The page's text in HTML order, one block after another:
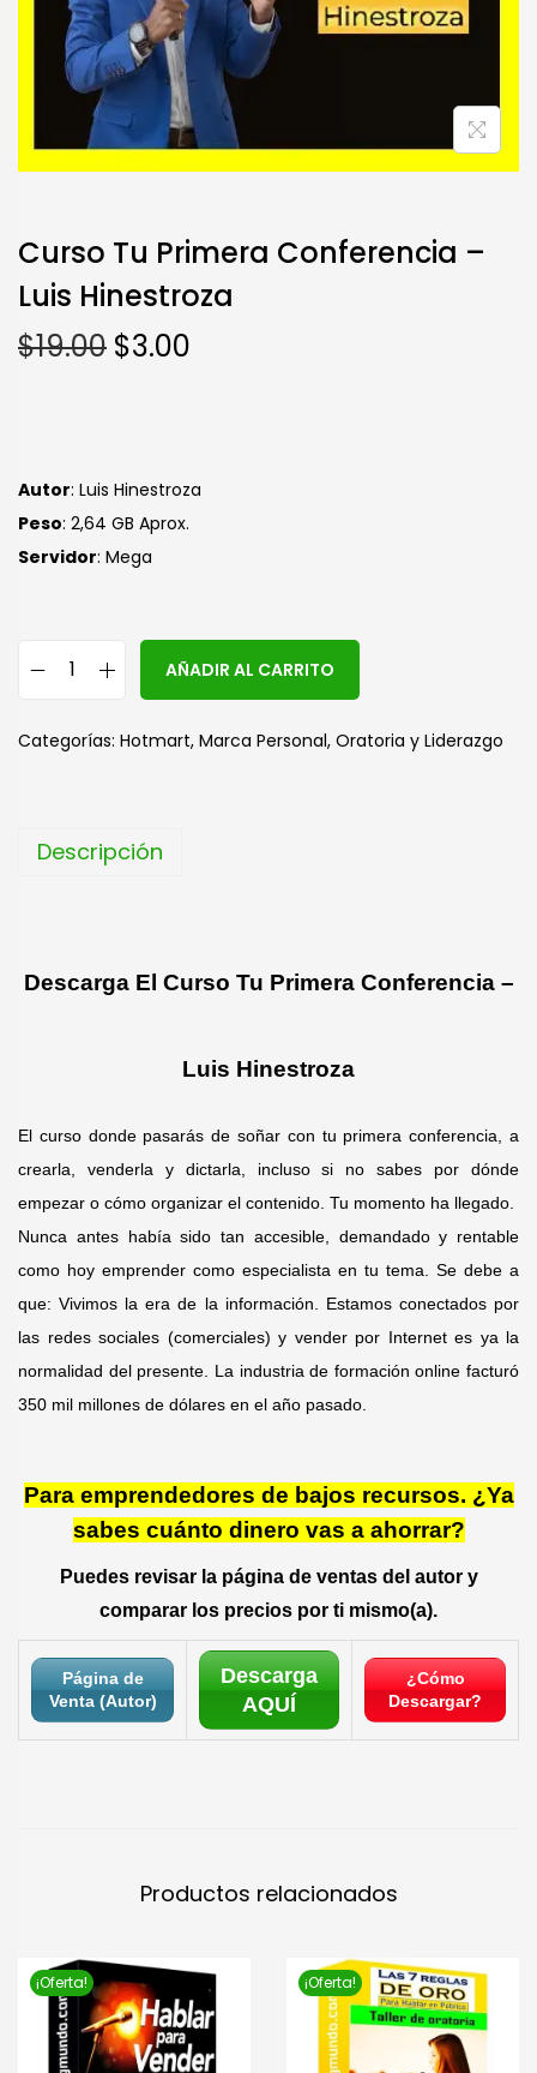
Curso Tu Primera Conferencia –
Luis Hinestroza
$19.00 $3.00
Autor: Luis Hinestroza
Peso: 2,64 GB Aprox.
Servidor: Mega
AÑADIR AL CARRITO
e
Categorías: Hotmart, Marca Personal, Oratoria y Liderazgo
Descripción
Descarga El Curso Tu Primera Conferencia –
Luis Hinestroza
El curso donde pasarás de soñar con tu primera conferencia, a
crearla, venderla y dictarla, incluso si no sabes por dónde
empezar o cómo organizar el contenido. Tu momento ha llegado.
Nunca antes había sido tan accesible, demandado y rentable
como hoy emprender como especialista en tu tema. Se debe a
que: Vivimos la era de la información. Estamos conectados por
las redes sociales (comerciales) y vender por Internet es ya la
normalidad del presente. La industria de formación online facturó
350 mil millones de dólares en el año pasado.
Para emprendedores de bajos recursos. ¿Ya
sabes cuánto dinero vas a ahorrar?
Puedes revisar la página de ventas del autor y
comparar los precios por ti mismo(a).
Página de
Venta (Autor)
Descarga
AQUÍ
¿Cómo
Descargar?
Productos relacionados
¡Oferta! ¡Oferta!